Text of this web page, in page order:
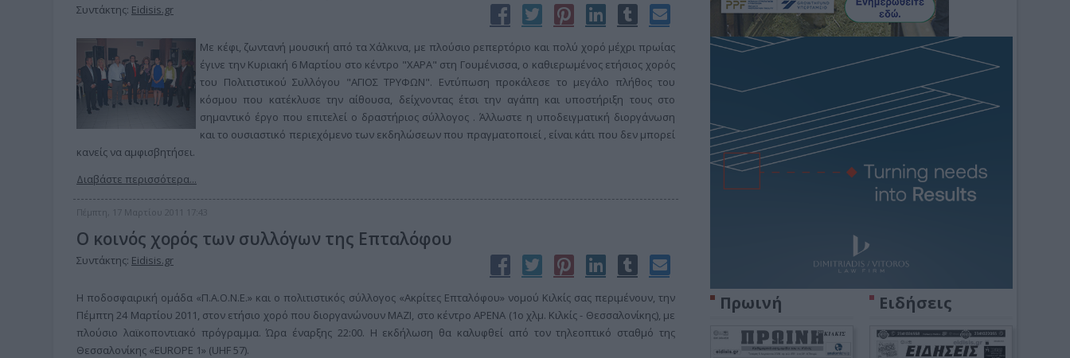
Συντάκτης: Eidisis.gr
Με κέφι, ζωντανή μουσική από τα Χάλκινα, με πλούσιο ρεπερτόριο και πολύ χορό μέχρι πρωίας
έγινε την Κυριακή 6 Μαρτίου στο κέντρο "ΧΑΡΑ" στη Γουμένισσα, ο καθιερωμένος ετήσιος χορός
του Πολιτιστικού Συλλόγου "ΑΓΙΟΣ ΤΡΥΦΩΝ". Εντύπωση προκάλεσε το μεγάλο πλήθος του
κόσμου που κατέκλυσε την αίθουσα, δείχνοντας έτσι την αγάπη και υποστήριξη τους στο
σημαντικό έργο που επιτελεί ο δραστήριος σύλλογος . Άλλωστε η υποδειγματική διοργάνωση
και το ουσιαστικό περιεχόμενο των εκδηλώσεων που πραγματοποιεί , είναι κάτι που δεν μπορεί
κανείς να αμφισβητήσει.
Διαβάστε περισσότερα...
Πέμπτη, 17 Μαρτίου 2011 17:43
Ο κοινός χορός των συλλόγων της Επταλόφου
Συντάκτης: Eidisis.gr
Η ποδοσφαιρική ομάδα «Π.Α.Ο.Ν.Ε.» και ο πολιτιστικός σύλλογος «Ακρίτες Επταλόφου» νομού Κιλκίς σας περιμένουν, την
Πέμπτη 24 Μαρτίου 2011, στον ετήσιο χορό που διοργανώνουν ΜΑΖΙ, στο κέντρο ΑΡΕΝΑ (1ο χλμ. Κιλκίς - Θεσσαλονίκης), με
πλούσιο λαϊκοποντιακό πρόγραμμα. Ώρα έναρξης 22:00. Η εκδήλωση θα καλυφθεί από τον τηλεοπτικό σταθμό της
Θεσσαλονίκης «EUROPE 1» (UHF 57).
Πρωινή Ειδήσεις